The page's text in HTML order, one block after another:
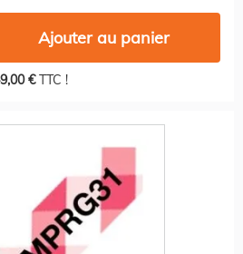
Ajouter au panier
€TTC !